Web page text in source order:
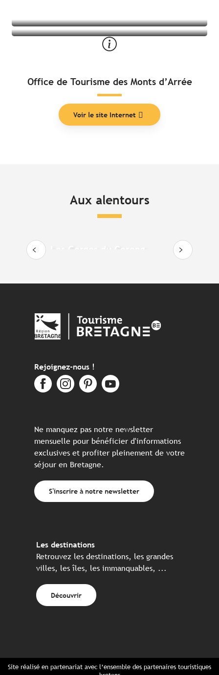
Office de Tourisme des Monts d’Arrée
Voir le site Internet
Aux alentours
Les Gorges du Corong
Rejoignez-nous !
Ne manquez pas notre newsletter
mensuelle pour bénéficier d'informations
exclusives et profiter pleinement de votre
séjour en Bretagne.
S'inscrire à notre newsletter
Les destinations
Retrouvez les destinations, les grandes
villes, les îles, les immanquables, ...
Découvrir
Site réalisé en partenariat avec l’ensemble des partenaires touristiques